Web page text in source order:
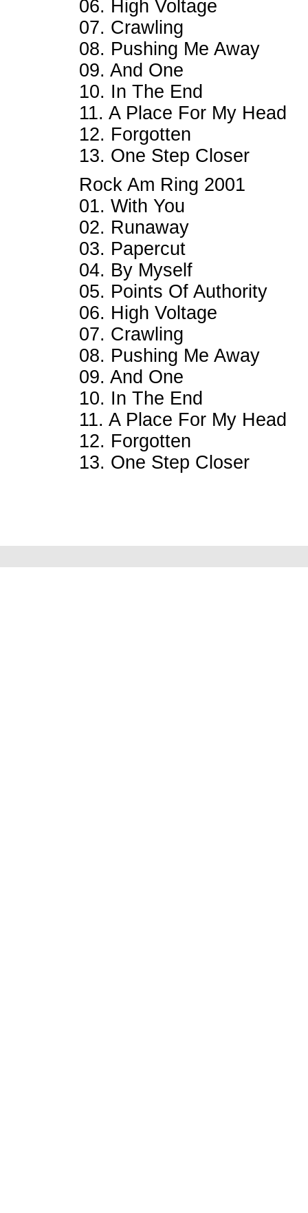
06. High Voltage
07. Crawling
08. Pushing Me Away
09. And One
10. In The End
11. A Place For My Head
12. Forgotten
13. One Step Closer
Rock Am Ring 2001
01. With You
02. Runaway
03. Papercut
04. By Myself
05. Points Of Authority
06. High Voltage
07. Crawling
08. Pushing Me Away
09. And One
10. In The End
11. A Place For My Head
12. Forgotten
13. One Step Closer